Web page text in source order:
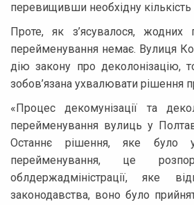
перевищивши необхідну кількість
Проте, як з’ясувалося, жодних
перейменування немає. Вулиця
дію закону про деколонізацію,
зобов’язана ухвалювати рішення
«Процес декомунізації та
перейменування вулиць у
Останнє рішення, яке було
перейменування, це
облдержадміністрації, яке
законодавства, воно було